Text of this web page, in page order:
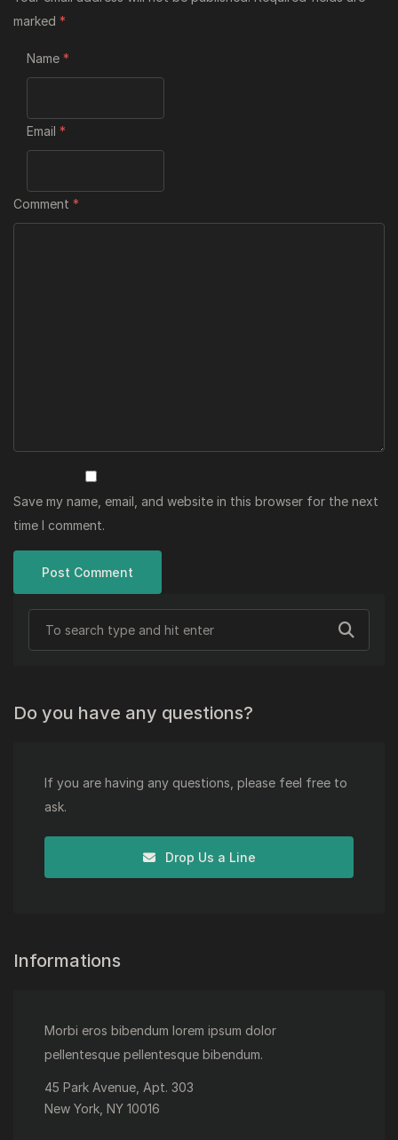
marked *
Name *
Email *
Comment *
Save my name, email, and website in this browser for the next
time I comment.
Do you have any questions?
If you are having any questions, please feel free to
ask.
Drop Us a Line
Informations
Morbi eros bibendum lorem ipsum dolor
pellentesque pellentesque bibendum.
45 Park Avenue, Apt. 303
New York, NY 10016